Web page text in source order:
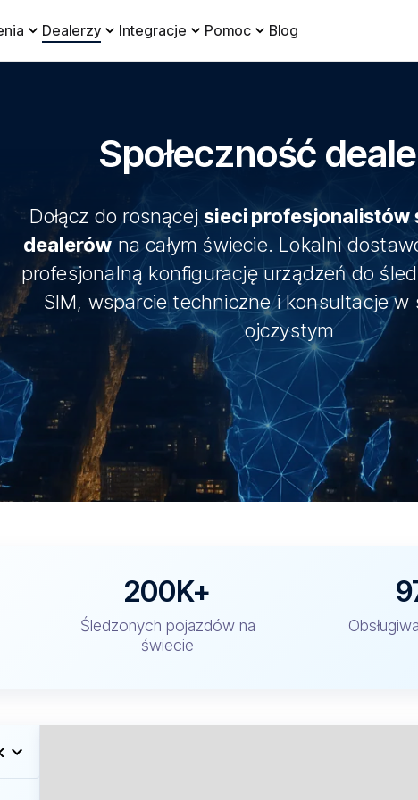
Dealerzy Integracje Pomoc Blog
Społeczność
Dołącz do rosnącejsieci profesjonalistów
dealerów na całym świecie. Lokalni
profesjonalną konfigurację urządzeń do
SIM, wsparcie techniczne i konsultacje w
ojczystym
200K+
Śledzonych pojazdów na
świecie